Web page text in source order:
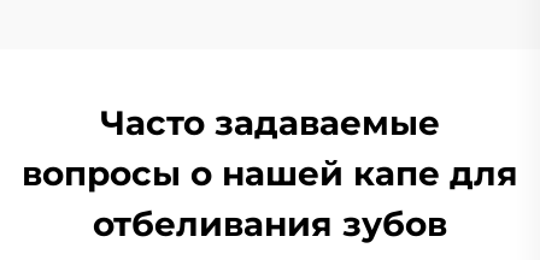
Часто задаваемые
вопросы о нашей капе для
отбеливания зубов